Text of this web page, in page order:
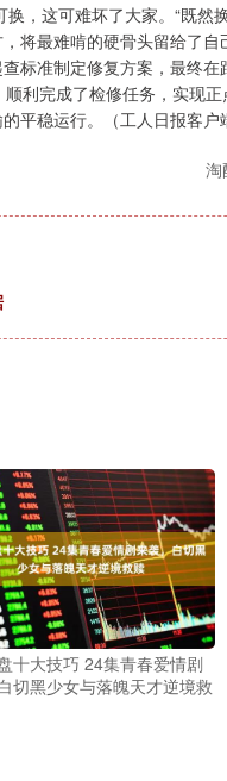
，这可难坏了大家。“既然
将最难啃的硬骨头留给了
标准制定修复方案，最终
利完成了检修任务，实现
平稳运行。（工人日报客户
淘
十大技巧 24集青春爱情剧
切黑少女与落魄天才逆境救